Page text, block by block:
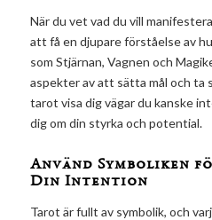
När du vet vad du vill
att få en djupare förståelse av
som Stjärnan, Vagnen och
aspekter av att sätta mål och ta
tarot visa dig vägar du kanske
dig om din styrka och potential.
Använd Symboliken
Din Intention
Tarot är fullt av symbolik, och